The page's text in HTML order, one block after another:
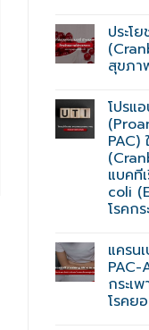
ประโ
สุขภา
โปรแ
PAC)
แบคที
coli
โรคก
แครน
กระเ
โรคย